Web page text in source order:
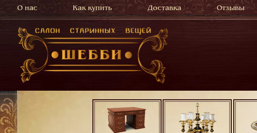
О нас Как купить Доставка Отзывы